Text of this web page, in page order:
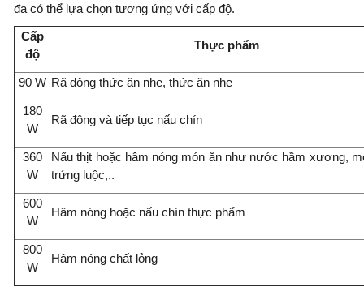
đa có thể lựa chọn tương ứng với cấp độ.
Cấp
độ
Thực phẩm
90 W Rã đông thức ăn nhẹ, thức ăn nhẹ
180
W
Rã đông và tiếp tục nấu chín
360
W
Nấu thịt hoặc hâm nóng món ăn như nước hầm xương,
trứng luộc,..
600
W
Hâm nóng hoặc nấu chín thực phẩm
800
W
Hâm nóng chất lỏng